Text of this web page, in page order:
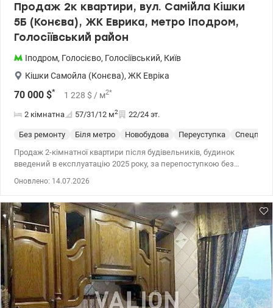
Продаж 2к квартири, вул. Самійла Кішки
5Б (Конєва), ЖК Еврика, метро Іподром,
Голосіївський район
Іподром, Голосієво, Голосіївський, Київ
Кішки Самойла (Конєва), ЖК Евріка
70 000 $* 1 228 $ / м2*
2 кімнатна 57/31/12 м2 22/24 эт.
Без ремонту Біля метро Новобудова Переуступка
Продаж 2-кімнатної квартири після будівельників, будинок
введений в експлуатацію 2025 року, за перепоступкою без
площа: загальна 56,62 м2, житлова 30,80 м2, кухня 11,73 м2 -
поверх 22/24 - планування: дві роздільні кімнати 13,63 м2 та
17,17 м2, простора кухня з виходом на балкон 4,32 м2 - без
ремонту, після будівельників Будинок: - введений в
експлуатацію в 2025 році - клас економ - монолітно-каркасна,
панельна технологія будівництва, - утеплення мінеральна вата -
стіни залізобетон, цегла - висота стелі 2,5-3 м - опалення
автономне (в будинку) - відкрита територія - гостьовий паркінг -
без світла працює ліфт, опалення та водопостачання (інвертори
Оновлено: 14.07.2026